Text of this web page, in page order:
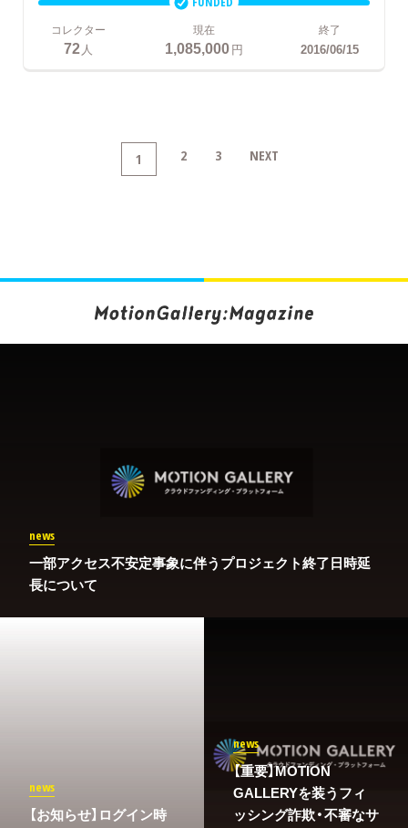
コレクター
72 人
現在
1,085,000円
終了
2016/06/15
1 2 3 NEXT
news
一部アクセス不安定事象に伴うプロジェクト終了日時延
長について
news
​【お知らせ】ログイン時
news
【重要】MOTION
GALLERYを装うフィ
ッシング詐欺・不審なサ